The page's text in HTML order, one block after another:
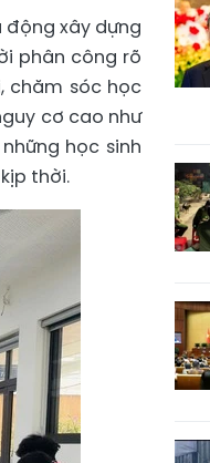
xây dựng
phân công rõ
chăm sóc học
cơ cao như
học sinh
thời.